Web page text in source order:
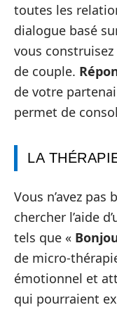
toutes les
dialogue basé
vous
de couple.
de votre
permet de
LA
Vous n’avez pas
chercher l’aide
tels que «
de micro-
émotionnel et
qui pourraient